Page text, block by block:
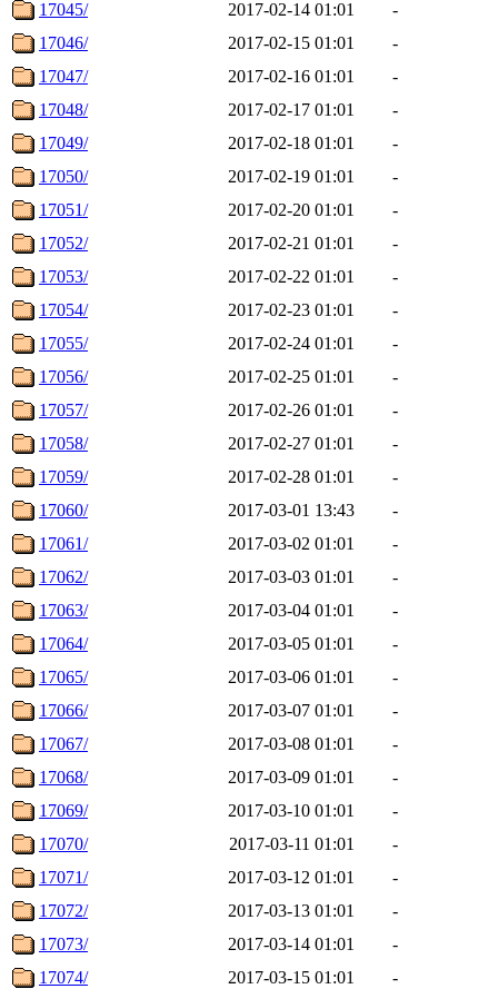
17045/
2017-02-14 01:01
-
17046/
2017-02-15 01:01
-
17047/
2017-02-16 01:01
-
17048/
2017-02-17 01:01
-
17049/
2017-02-18 01:01
-
17050/
2017-02-19 01:01
-
17051/
2017-02-20 01:01
-
17052/
2017-02-21 01:01
-
17053/
2017-02-22 01:01
-
17054/
2017-02-23 01:01
-
17055/
2017-02-24 01:01
-
17056/
2017-02-25 01:01
-
17057/
2017-02-26 01:01
-
17058/
2017-02-27 01:01
-
17059/
2017-02-28 01:01
-
17060/
2017-03-01 13:43
-
17061/
2017-03-02 01:01
-
17062/
2017-03-03 01:01
-
17063/
2017-03-04 01:01
-
17064/
2017-03-05 01:01
-
17065/
2017-03-06 01:01
-
17066/
2017-03-07 01:01
-
17067/
2017-03-08 01:01
-
17068/
2017-03-09 01:01
-
17069/
2017-03-10 01:01
-
17070/
2017-03-11 01:01
-
17071/
2017-03-12 01:01
-
17072/
2017-03-13 01:01
-
17073/
2017-03-14 01:01
-
17074/
2017-03-15 01:01
-